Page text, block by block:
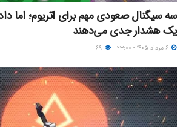
سه سیگنال صعودی مهم برای اتریوم؛ اما
یک هشدار جدی می‌دهند